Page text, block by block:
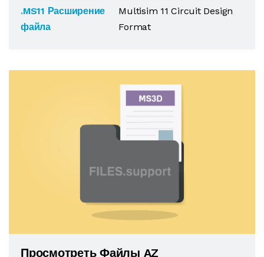
.MS11 Расширение
файла
Multisim 11 Circuit Design
Format
Просмотреть Файлы AZ